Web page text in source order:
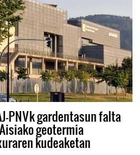
PNVk gardentasun falta
geotermia
kudeaketan